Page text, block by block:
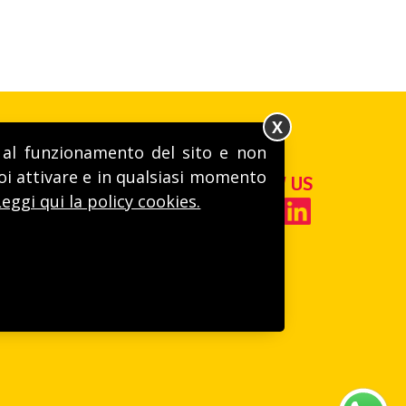
FOLLOW US
Cuneo
funzionamento del sito e non
attivare e in qualsiasi momento
qui la policy cookies.
X